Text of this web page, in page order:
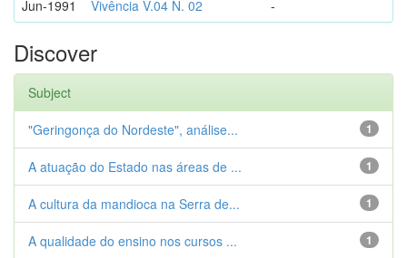
Jun-1991 Vivência V.04 N. 02 -
Discover
Subject
1
"Geringonça do Nordeste", análise...
1
A atuação do Estado nas áreas de ...
1
A cultura da mandioca na Serra de...
1
A qualidade do ensino nos cursos ...